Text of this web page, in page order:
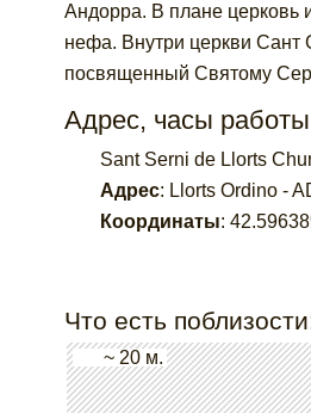
Андорра. В плане церковь
нефа. Внутри церкви Сант
посвященный Святому
Адрес, часы
Sant Serni de Llorts
Адрес: Llorts Ordino -
Координаты:
Что есть
~ 20 м.